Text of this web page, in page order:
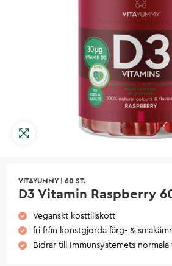
VITAYUMMY 60 ST.
D3 Vitamin Raspberry
Veganskt kosttillskott
fri från konstgjorda färg- &
Bidrar till Immunsystemets normala